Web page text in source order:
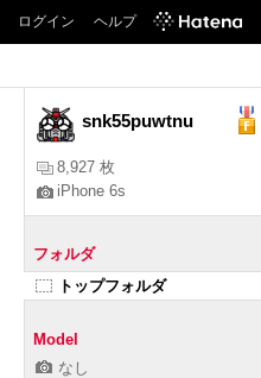
ログイン ヘルプ
snk55puwtnu
8,927 枚
iPhone 6s
フォルダ
トップフォルダ
Model
なし